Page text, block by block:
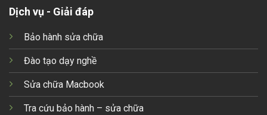
Dịch vụ - Giải đáp
Bảo hành sửa chữa
Đào tạo dạy nghề
Sửa chữa Macbook
Tra cứu bảo hành – sửa chữa